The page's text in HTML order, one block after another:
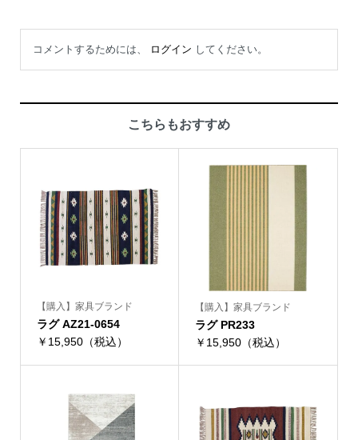
コメントするためには、 ログイン してください。
こちらもおすすめ
【購入】家具ブランド
ラグ AZ21-0654
￥15,950（税込）
【購入】家具ブランド
ラグ PR233
￥15,950（税込）